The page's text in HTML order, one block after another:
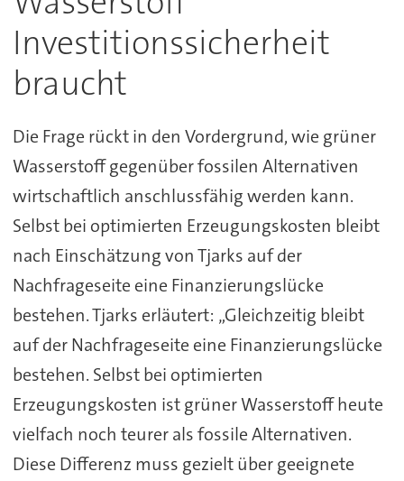
Investitionssicherheit
braucht
Die Frage rückt in den Vordergrund, wie grüner
Wasserstoff gegenüber fossilen Alternativen
wirtschaftlich anschlussfähig werden kann.
Selbst bei optimierten Erzeugungskosten bleibt
nach Einschätzung von Tjarks auf der
Nachfrageseite eine Finanzierungslücke
bestehen. Tjarks erläutert: „Gleichzeitig bleibt
auf der Nachfrageseite eine Finanzierungslücke
bestehen. Selbst bei optimierten
Erzeugungskosten ist grüner Wasserstoff heute
vielfach noch teurer als fossile Alternativen.
Diese Differenz muss gezielt über geeignete